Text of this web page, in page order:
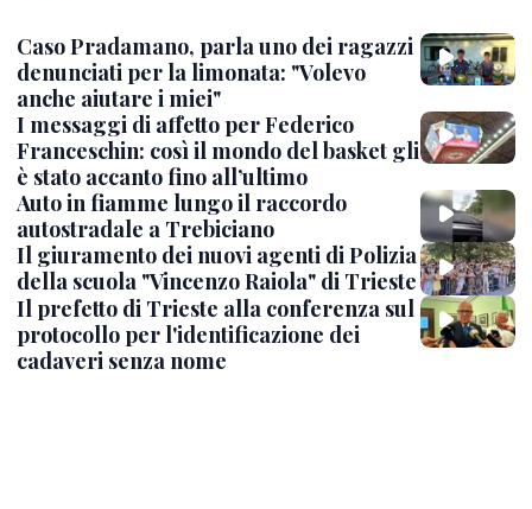
Caso Pradamano, parla uno dei ragazzi
denunciati per la limonata: "Volevo
anche aiutare i miei"
I messaggi di affetto per Federico
Franceschin: così il mondo del basket gli
è stato accanto fino all’ultimo
Auto in fiamme lungo il raccordo
autostradale a Trebiciano
Il giuramento dei nuovi agenti di Polizia
della scuola "Vincenzo Raiola" di Trieste
Il prefetto di Trieste alla conferenza sul
protocollo per l'identificazione dei
cadaveri senza nome